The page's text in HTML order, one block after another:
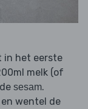
in het eerste
melk (of
sesam.
wentel de